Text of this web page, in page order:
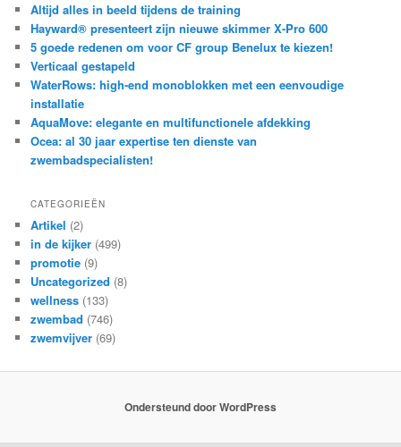
Altijd alles in beeld tijdens de training
Hayward® presenteert zijn nieuwe skimmer X-Pro 600
5 goede redenen om voor CF group Benelux te kiezen!
Verticaal gestapeld
WaterRows: high-end monoblokken met een eenvoudige
installatie
AquaMove: elegante en multifunctionele afdekking
Ocea: al 30 jaar expertise ten dienste van
zwembadspecialisten!
CATEGORIEËN
Artikel (2)
in de kijker (499)
promotie (9)
Uncategorized (8)
wellness (133)
zwembad (746)
zwemvijver (69)
Ondersteund door WordPress